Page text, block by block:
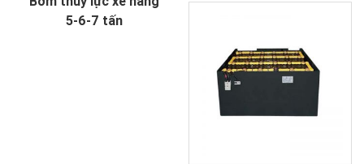
5-6-7 tấn